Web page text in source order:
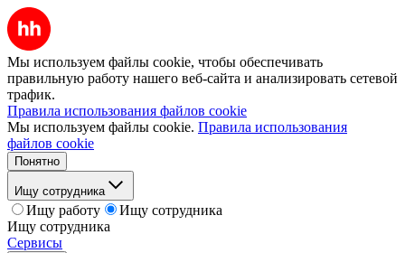
Мы используем файлы cookie, чтобы обеспечивать
правильную работу нашего веб-сайта и анализировать сетевой
трафик.
Правила использования файлов cookie
Мы используем файлы cookie. Правила использования
файлов cookie
Понятно
Ищу сотрудника
Ищу работу
Ищу сотрудника
Ищу сотрудника
Сервисы